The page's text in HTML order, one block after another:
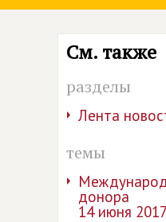
См. также
разделы
Лента
темы
донора
14 июня 2017